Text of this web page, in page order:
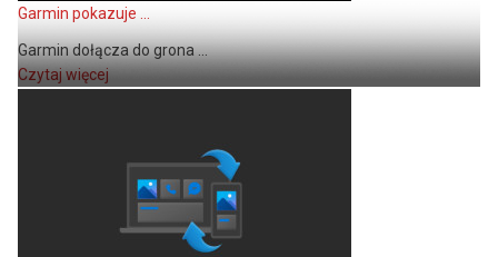
Garmin pokazuje ...
Garmin dołącza do grona ...
Czytaj więcej